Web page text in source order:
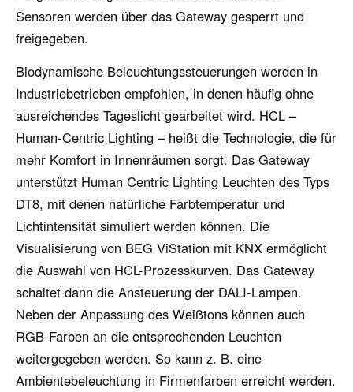
Sensoren werden über das Gateway gesperrt und
freigegeben.
Biodynamische Beleuchtungssteuerungen werden in
Industriebetrieben empfohlen, in denen häufig ohne
ausreichendes Tageslicht gearbeitet wird. HCL –
Human-Centric Lighting – heißt die Technologie, die für
mehr Komfort in Innenräumen sorgt. Das Gateway
unterstützt Human Centric Lighting Leuchten des Typs
DT8, mit denen natürliche Farbtemperatur und
Lichtintensität simuliert werden können. Die
Visualisierung von BEG ViStation mit KNX ermöglicht
die Auswahl von HCL-Prozesskurven. Das Gateway
schaltet dann die Ansteuerung der DALI-Lampen.
Neben der Anpassung des Weißtons können auch
RGB-Farben an die entsprechenden Leuchten
weitergegeben werden. So kann z. B. eine
Ambientebeleuchtung in Firmenfarben erreicht werden.